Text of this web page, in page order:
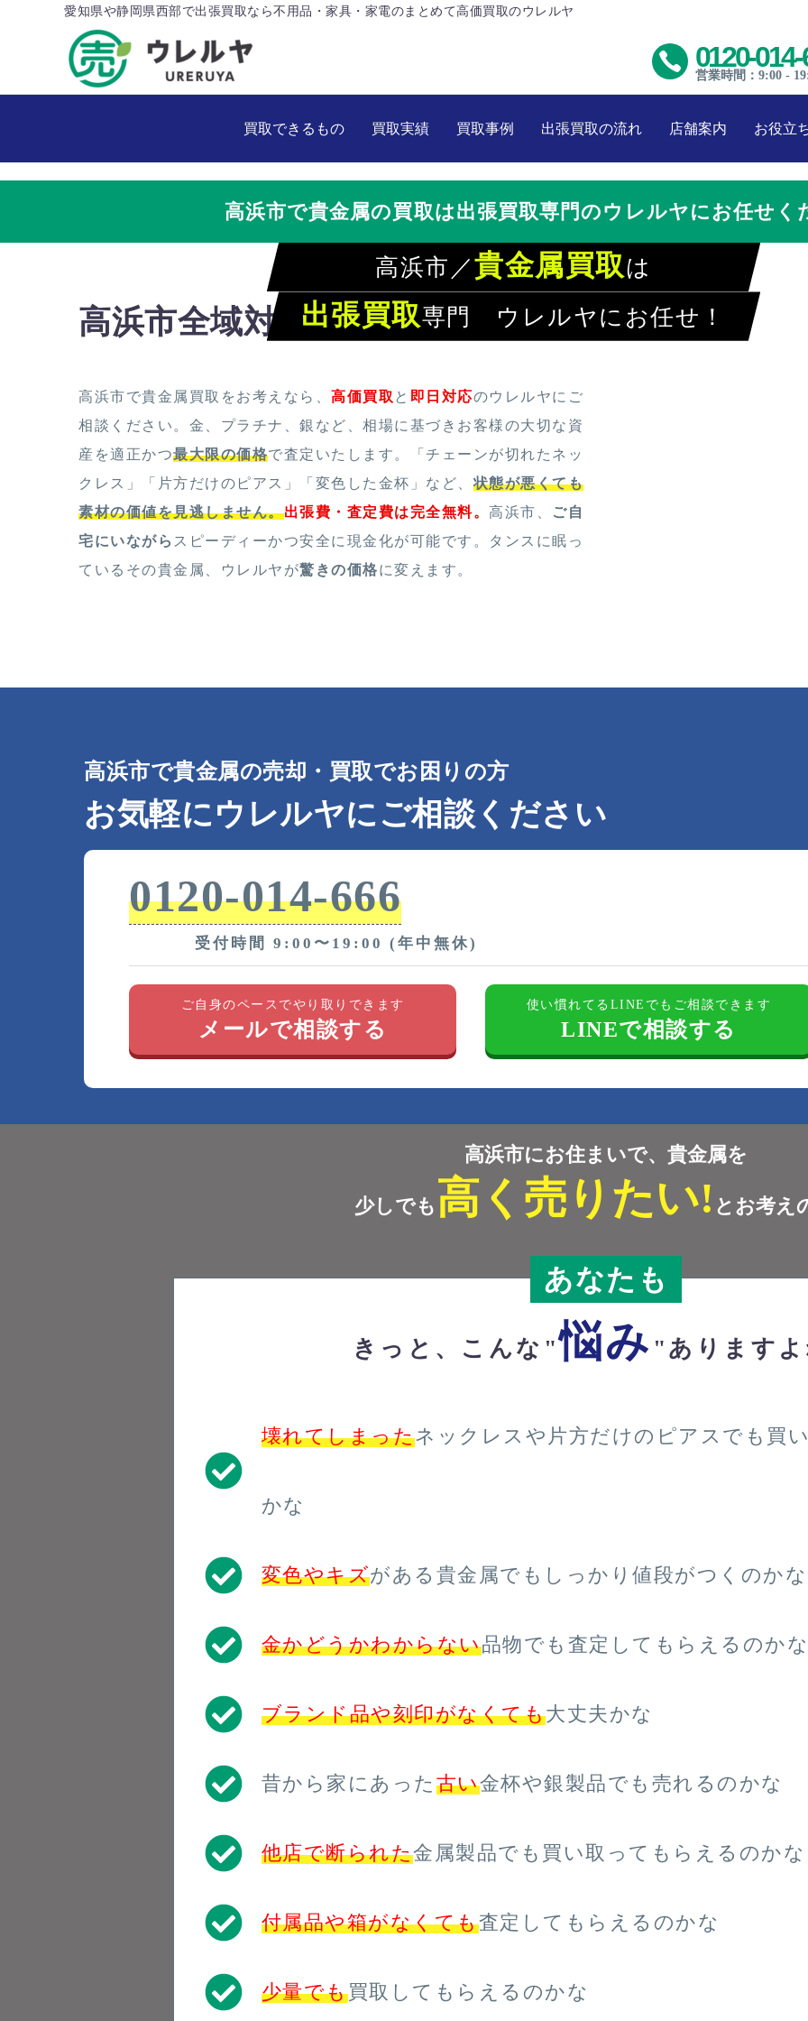
愛知県や静岡県西部で出張買取なら不用品・家具・家電のまとめて高価買取のウレルヤ
0120-
営業時間：9:00 -
買取できるもの 買取実績 買取事例 出張買取の流れ 店舗案内 お役立
高浜市で貴金属の買取は出張買取専門のウレルヤにお任せく
高浜市／貴金属買取は
出張買取専門 ウレルヤにお任せ！
高浜市全域対応！ウレルヤでラクラク買取
高浜市で貴金属買取をお考えなら、 高価買取 と 即日対応のウレルヤにご
相談ください。金、プラチナ、銀など、相場に基づきお客様の大切な資
産を適正かつ最大限の価格で査定いたします。「チェーンが切れたネッ
クレス」「片方だけのピアス」「変色した金杯」など、状態が悪くても
素材の価値を見逃しません。出張費・査定費は完全無料。 高浜市、
ご自
宅にいながら スピーディーかつ安全に現金化が可能です。タンスに眠っ
ているその貴金属、ウレルヤが驚きの価格に変えます。
高浜市で貴金属の売却・買取でお困りの方
お気軽にウレルヤにご相談ください
0120-014-666
受付時間 9:00〜19:00 (年中無休)
ご自身のペースでやり取りできます
メールで相談する
使い慣れてるLINEでもご相談できます
LINEで相談する
高浜市にお住まいで、貴金属を
少しでも 高く売りたい! とお考え
あなたも
きっと、こんな"悩み "あります
壊れてしまったネックレスや片方だけのピアスでも買
かな
変色やキズがある貴金属でもしっかり値段がつくのかな
金かどうかわからない品物でも査定してもらえるのかな
ブランド品や刻印がなくても大丈夫かな
昔から家にあった 古い金杯や銀製品でも売れるのかな
他店で断られた金属製品でも買い取ってもらえるのかな
付属品や箱がなくても査定してもらえるのかな
少量でも買取してもらえるのかな